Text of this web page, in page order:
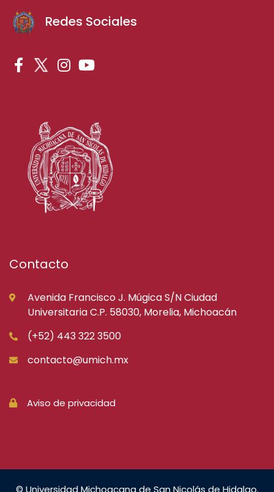
Redes Sociales
Contacto
Avenida Francisco J. Múgica S/N Ciudad
Universitaria C.P. 58030, Morelia, Michoacán
(+52) 443 322 3500
contacto@umich.mx
Aviso de privacidad
© Universidad Michoacana de San Nicolás de Hidalgo.